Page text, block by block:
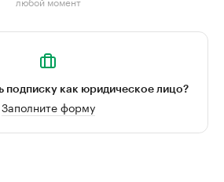
подписку как юридическое лицо?
Заполните форму